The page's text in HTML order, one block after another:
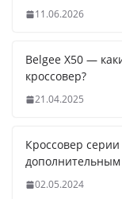
11.06.2026
Belgee X50 —
кроссовер?
21.04.2025
Кроссовер
02.05.2024